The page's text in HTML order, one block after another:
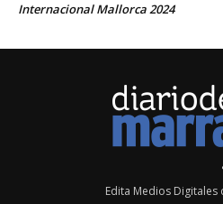
Internacional Mallorca 2024
Edita Medios Digitales